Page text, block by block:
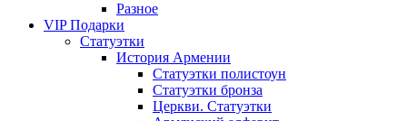
Разное
VIP Подарки
Статуэтки
История Армении
Статуэтки полистоун
Статуэтки бронза
Церкви. Статуэтки